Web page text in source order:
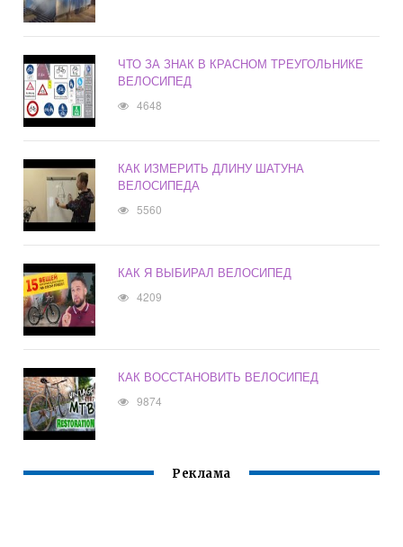
ЧТО ЗА ЗНАК В КРАСНОМ ТРЕУГОЛЬНИКЕ
ВЕЛОСИПЕД
4648
КАК ИЗМЕРИТЬ ДЛИНУ ШАТУНА
ВЕЛОСИПЕДА
5560
КАК Я ВЫБИРАЛ ВЕЛОСИПЕД
4209
КАК ВОССТАНОВИТЬ ВЕЛОСИПЕД
9874
Реклама